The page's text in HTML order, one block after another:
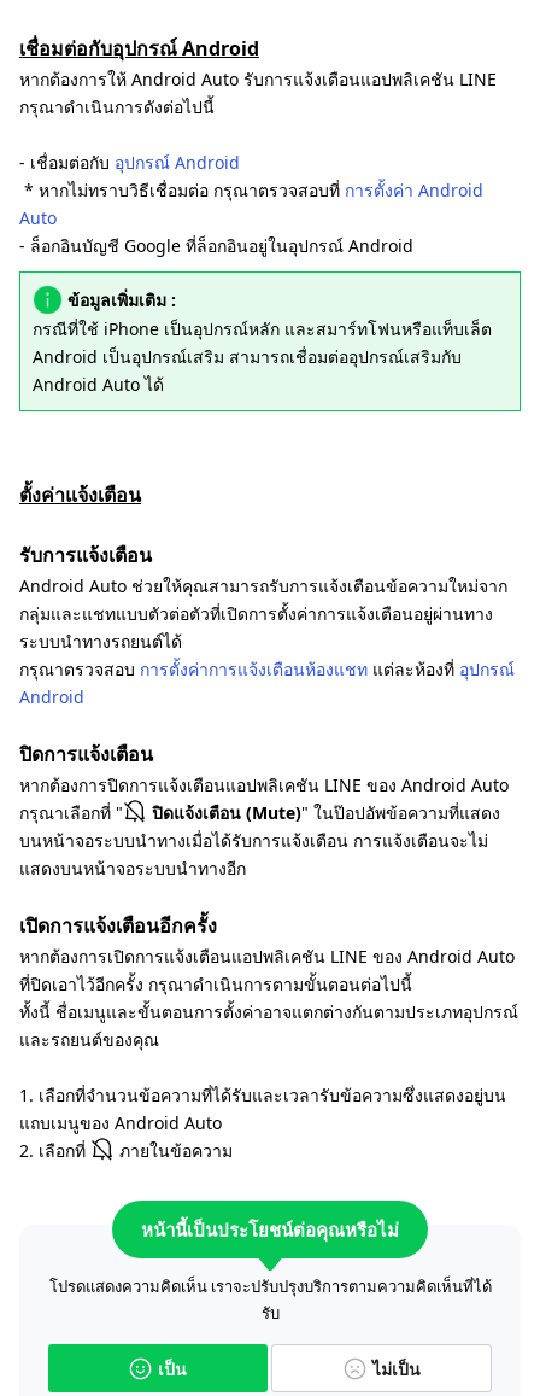
เชื่อมต่อกับอุปกรณ์ Android
หากต้องการให้ Android Auto รับการแจ้งเตือนแอปพลิเคชัน LINE
กรุณาดำเนินการดังต่อไปนี้
- เชื่อมต่อกับ อุปกรณ์ Android
* หากไม่ทราบวิธีเชื่อมต่อ กรุณาตรวจสอบที่ การตั้งค่า Android
Auto
- ล็อกอินบัญชี Google ที่ล็อกอินอยู่ในอุปกรณ์ Android
ข้อมูลเพิ่มเติม :
กรณีที่ใช้ iPhone เป็นอุปกรณ์หลัก และสมาร์ทโฟนหรือแท็บเล็ต
Android เป็นอุปกรณ์เสริม สามารถเชื่อมต่ออุปกรณ์เสริมกับ
Android Auto ได้
ตั้งค่าแจ้งเตือน
รับการแจ้งเตือน
Android Auto ช่วยให้คุณสามารถรับการแจ้งเตือนข้อความใหม่จาก
กลุ่มและแชทแบบตัวต่อตัวที่เปิดการตั้งค่าการแจ้งเตือนอยู่ผ่านทาง
ระบบนำทางรถยนต์ได้
กรุณาตรวจสอบ การตั้งค่าการแจ้งเตือนห้องแชท แต่ละห้องที่ อุปกรณ์
Android
ปิดการแจ้งเตือน
หากต้องการปิดการแจ้งเตือนแอปพลิเคชัน LINE ของ Android Auto
กรุณาเลือกที่ "
ปิดแจ้งเตือน (Mute)" ในป๊อปอัพข้อความที่แสดง
บนหน้าจอระบบนำทางเมื่อได้รับการแจ้งเตือน การแจ้งเตือนจะไม่
แสดงบนหน้าจอระบบนำทางอีก
เปิดการแจ้งเตือนอีกครั้ง
หากต้องการเปิดการแจ้งเตือนแอปพลิเคชัน LINE ของ Android Auto
ที่ปิดเอาไว้อีกครั้ง กรุณาดำเนินการตามขั้นตอนต่อไปนี้
ทั้งนี้ ชื่อเมนูและขั้นตอนการตั้งค่าอาจแตกต่างกันตามประเภทอุปกรณ์
และรถยนต์ของคุณ
1. เลือกที่จำนวนข้อความที่ได้รับและเวลารับข้อความซึ่งแสดงอยู่บน
แถบเมนูของ Android Auto
2. เลือกที่
ภายในข้อความ
หน้านี้เป็นประโยชน์ต่อคุณหรือไม่
โปรดแสดงความคิดเห็น เราจะปรับปรุงบริการตามความคิดเห็นที่ได้
รับ
เป็น ไม่เป็น